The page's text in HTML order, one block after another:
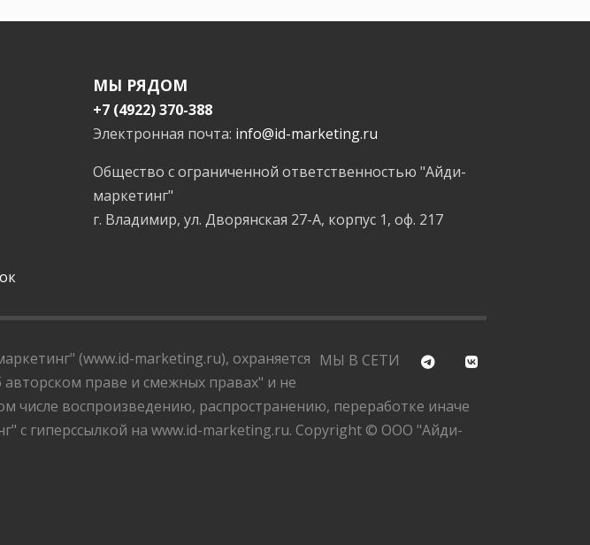
МЫ РЯДОМ
+7 (4922) 370-388
Электронная почта: info@id-marketing.ru
Общество с ограниченной ответственностью "Айди-
маркетинг"
г. Владимир, ул. Дворянская 27-А, корпус 1, оф. 217
МЫ В СЕТИ
(www.id-marketing.ru), охраняется
праве и смежных правах" и не
воспроизведению, распространению, переработке иначе
с гиперссылкой на www.id-marketing.ru. Copyright © ООО "Айди-